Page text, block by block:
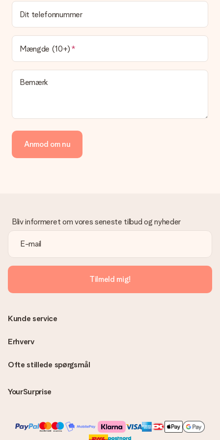
gave?
Leveringstiden findes på gavens produktside. Du kan stole på,
at vores postfirma leverer din gave på denne dag.
Hvilke leveringsmuligheder kan jeg vælge?
I øjeblikket er det ikke (endnu) muligt at vælge en
leveringsindstilling. Den gave, du vil bestille, sendes enten som
en pakke eller som postkasse levering. Vil du gerne vide
hvilken måde din ordre sendes på? Kontakt venligst vores
Vi tilbyder følgende betalingsmetoder: Dankort, Paypal,
kreditkort, faktura via Klarna eller bankoverførsel. I tilfælde af
manuel betaling overførsel, skal du tage højde for en ekstra 3
venligst vores kundeservice, de hjælper gerne med at finde en
passende løsning.
Er fakturaen sendt sammen med ordren?
Ingen faktura sendes med din ordre. Du modtager altid
fakturaen i bekræftelsesemailen, og du kan altid finde den i din
MySurprise-konto. Det betyder at du kan få gaven leveret
direkte til modtageren, hvilket gør det til en sand
overraskelse!
Dit telefonnummer
Mængde (10+)
Bemærk
Anmod om nu
Bliv informeret om vores seneste tilbud og nyheder
Tilmeld mig!
Ofte stillede spørgsmål
YourSurprise
Kunde service
Erhverv